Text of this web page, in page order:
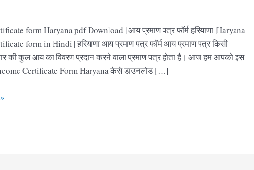
form Haryana pdf Download | आय प्रमाण पत्र फॉर्म हरियाणा |Haryana
form in Hindi | हरियाणा आय प्रमाण पत्र फॉर्म आय प्रमाण पत्र किसी
की कुल आय का विवरण प्रदान करने वाला प्रमाण पत्र होता है। आज हम आपको इस
Certificate Form Haryana कैसे डाउनलोड […]